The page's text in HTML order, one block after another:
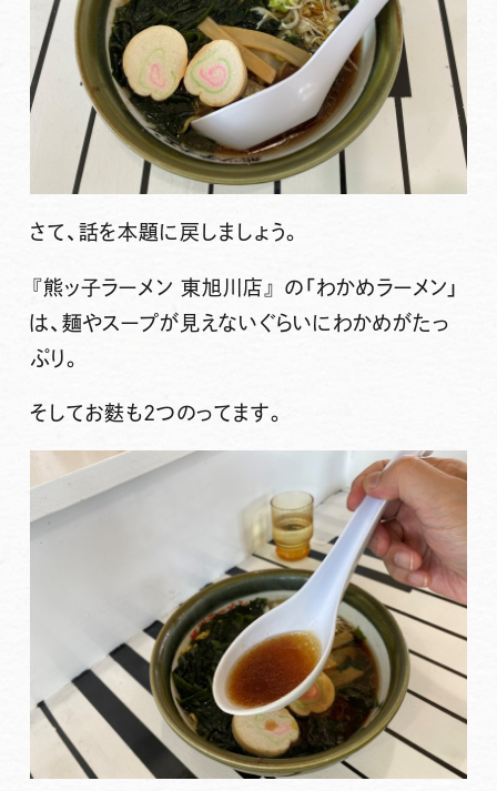
さて、話を本題に戻しましょう。
『熊ッ子ラーメン 東旭川店』 の 「わかめラーメン」
は、麺やスープが見えないぐらいにわかめがたっ
ぷり。
そしてお麩も2つのってます。